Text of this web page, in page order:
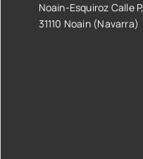
Noain-Esquiroz Calle
31110 Noain (Navarra)